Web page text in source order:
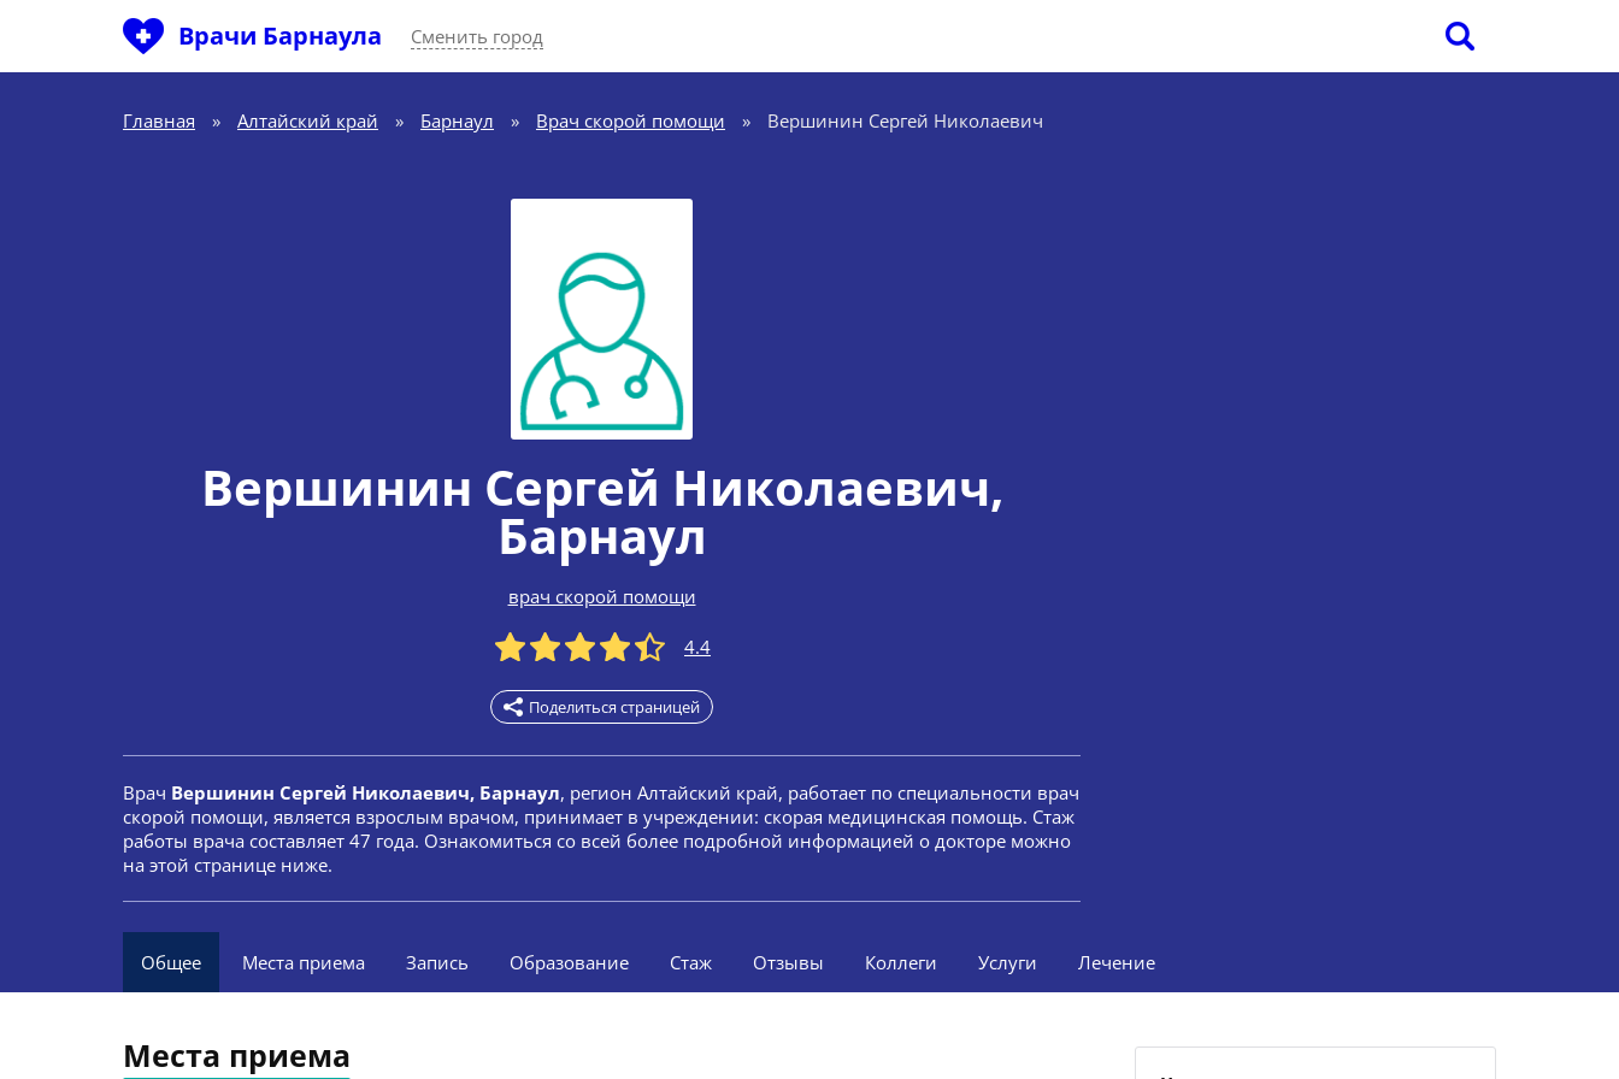
Врачи Барнаула Сменить город
Главная » Алтайский край » Барнаул » Врач скорой помощи » Вершинин Сергей Николаевич
Вершинин Сергей Николаевич,
Барнаул
врач скорой помощи
4.4
Поделиться страницей
Врач Вершинин Сергей Николаевич, Барнаул, регион Алтайский край, работает по специальности врач
скорой помощи, является взрослым врачом, принимает в учреждении: скорая медицинская помощь. Стаж
работы врача составляет 47 года. Ознакомиться со всей более подробной информацией о докторе можно
на этой странице ниже.
Общее Места приема Запись Образование Стаж Отзывы Коллеги Услуги Лечение
Места приема